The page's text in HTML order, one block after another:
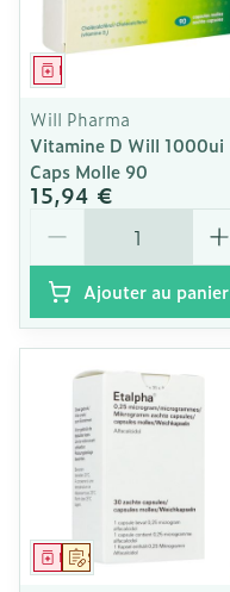
Médicament
Will Pharma
Vitamine D Will 1000ui
Caps Molle 90
15,94 €
Ajouter au panier
Sur prescription
Médicament